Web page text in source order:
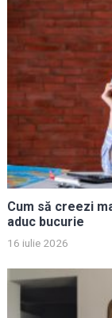
Cum să creezi
aduc bucurie
16 iulie 2026